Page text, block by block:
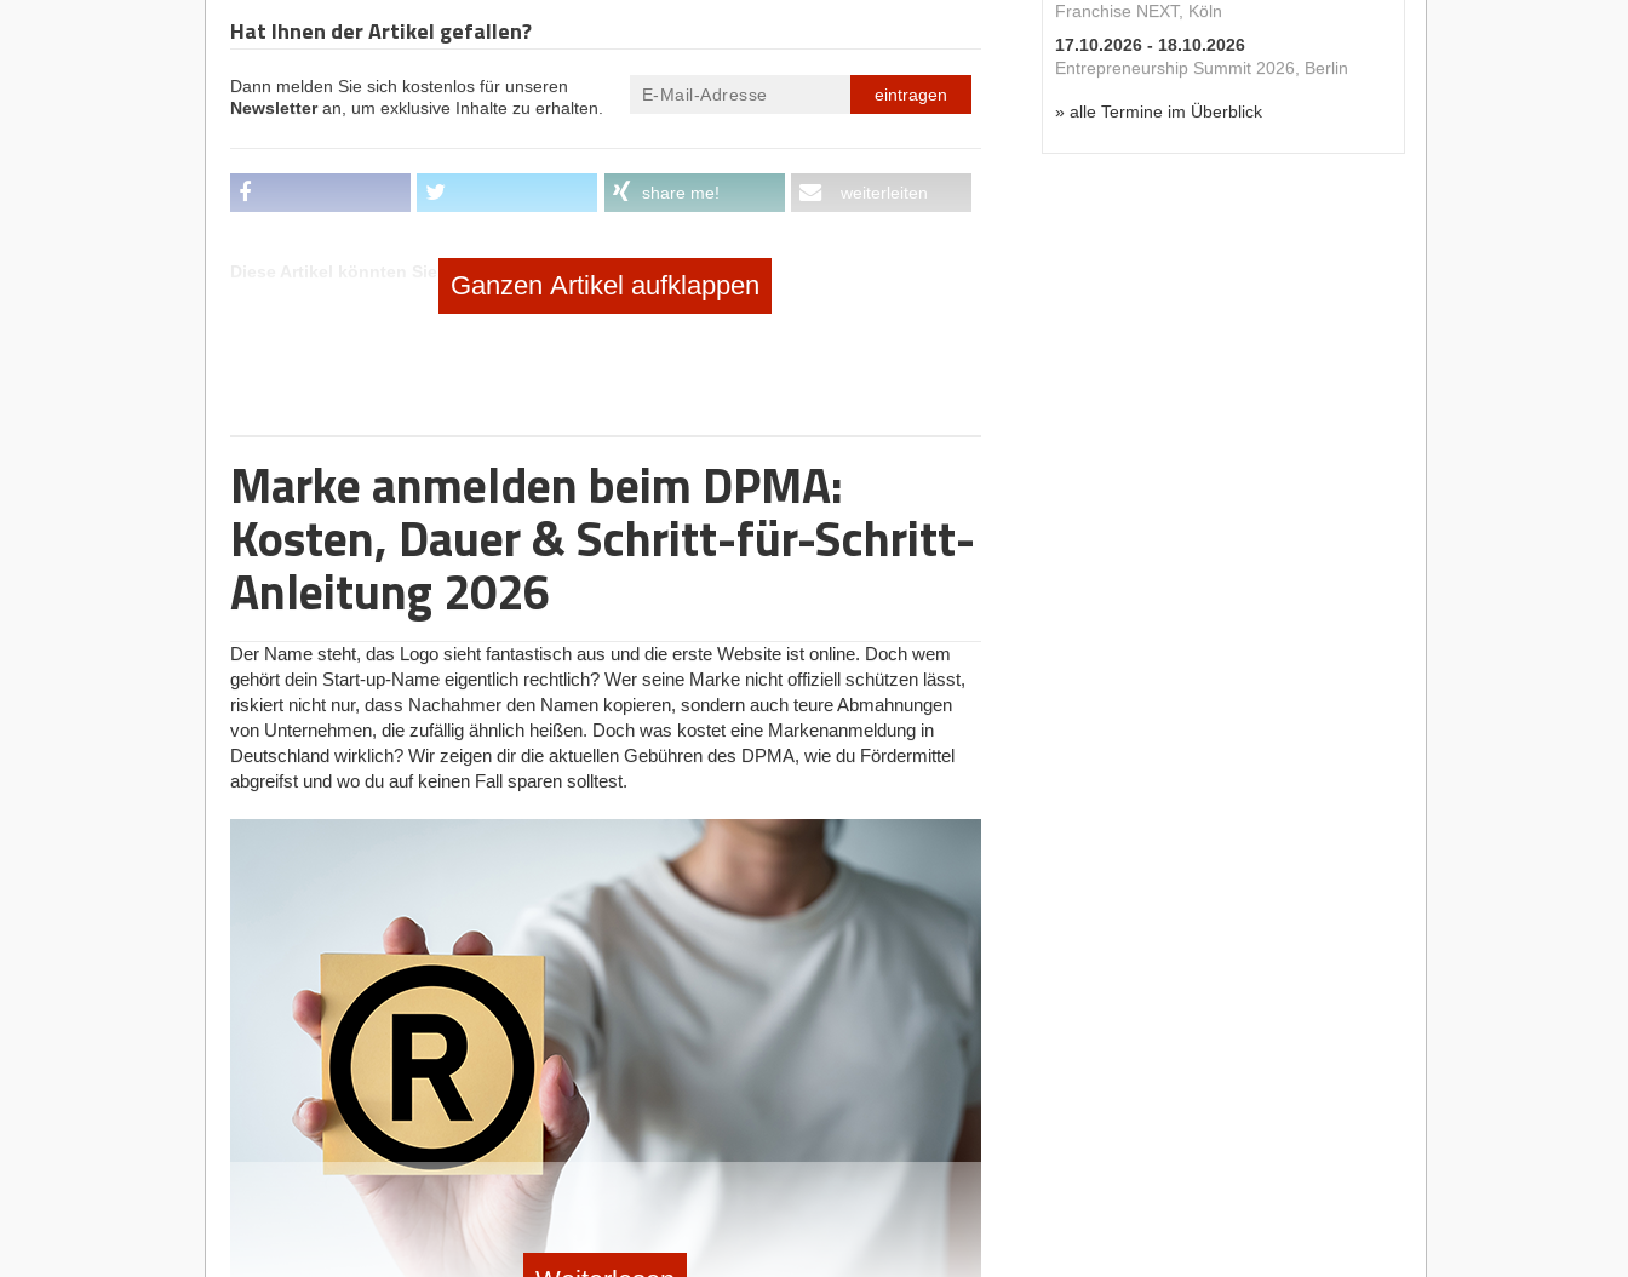
Franchise NEXT, Köln
17.10.2026 - 18.10.2026
Entrepreneurship Summit 2026, Berlin
» alle Termine im Überblick
Hat Ihnen der Artikel gefallen?
Dann melden Sie sich kostenlos für unseren
Newsletteran, um exklusive Inhalte zu erhalten.
eintragen
share me! weiterleiten
Diese Artikel könnten Sie auch interessieren:
Rechtsformen
13.02.2026 |Rechtsformen
GmbH, UG oder Einzelunternehmen? So finden Gründer das richtige
Fundament für ihr Business
10.02.2026| Steuern
Teures Nachspiel: Pauschalsteuer für exklusive Team-Events fällt weg
Ganzen Artikel aufklappen
Marke anmelden beim DPMA:
Kosten, Dauer & Schritt-für-Schritt-
Anleitung 2026
Der Name steht, das Logo sieht fantastisch aus und die erste Website ist online. Doch wem
gehört dein Start-up-Name eigentlich rechtlich? Wer seine Marke nicht offiziell schützen lässt,
riskiert nicht nur, dass Nachahmer den Namen kopieren, sondern auch teure Abmahnungen
von Unternehmen, die zufällig ähnlich heißen. Doch was kostet eine Markenanmeldung in
Deutschland wirklich? Wir zeigen dir die aktuellen Gebühren des DPMA, wie du Fördermittel
abgreifst und wo du auf keinen Fall sparen solltest.